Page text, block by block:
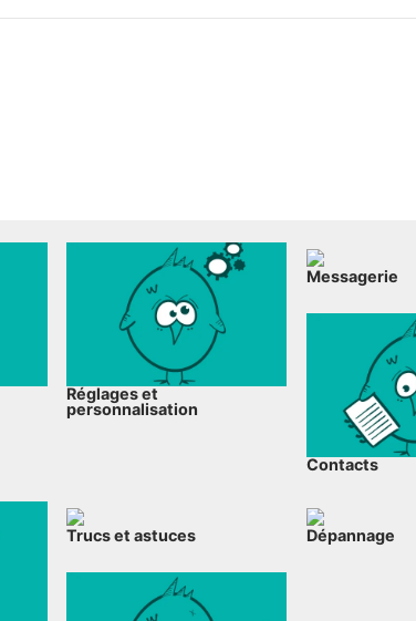
Réglages et
personnalisation
Messagerie
Contacts
Trucs et astuces Dépannage